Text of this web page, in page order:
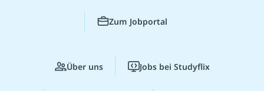
Zum Jobportal
Über uns Jobs bei Studyflix